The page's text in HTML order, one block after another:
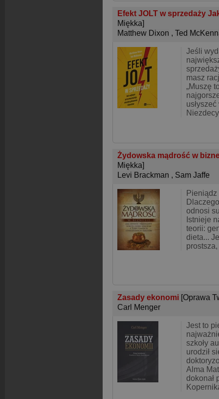
Efekt JOLT w sprzedaży
Miękka]
Matthew Dixon , Ted
Jeśli
masz
„Muszę
Żydowska mądrość w
Miękka]
Levi Brackman , Sam Jaffe
odnosi
Istnieje
teorii:
dieta...
Zasady ekonomi [Oprawa
Carl Menger
Jest to
szkoły
urodził
Alma
dokonał